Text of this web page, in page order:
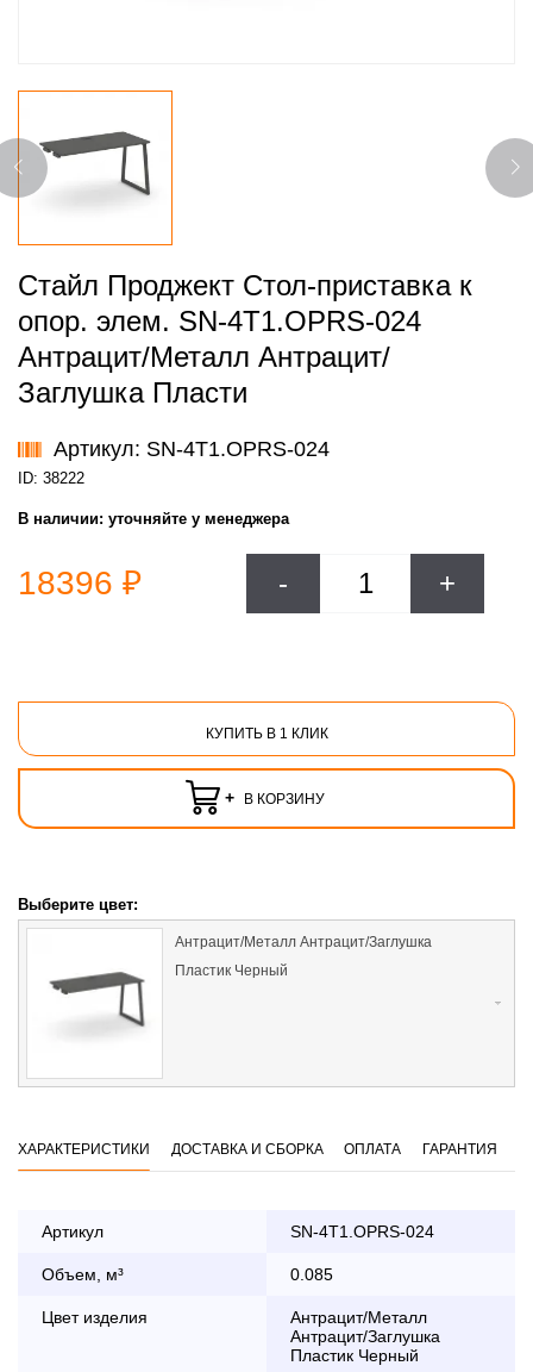
Стайл Проджект Стол-приставка к
опор. элем. SN-4T1.OPRS-024
Антрацит/Металл Антрацит/
Заглушка Пласти
Артикул: SN-4T1.OPRS-024
ID: 38222
В наличии: уточняйте у менеджера
18396 ₽ - +
КУПИТЬ В 1 КЛИК
+ В КОРЗИНУ
Выберите цвет:
Антрацит/Металл Антрацит/Заглушка
Пластик Черный
ХАРАКТЕРИСТИКИ ДОСТАВКА И СБОРКА ОПЛАТА ГАРАНТИЯ
Артикул SN-4T1.OPRS-024
Объем, м³ 0.085
Цвет изделия
Антрацит/Металл
Антрацит/Заглушка
Пластик Черный
По Москве в пределах МКАД осуществляется в будние